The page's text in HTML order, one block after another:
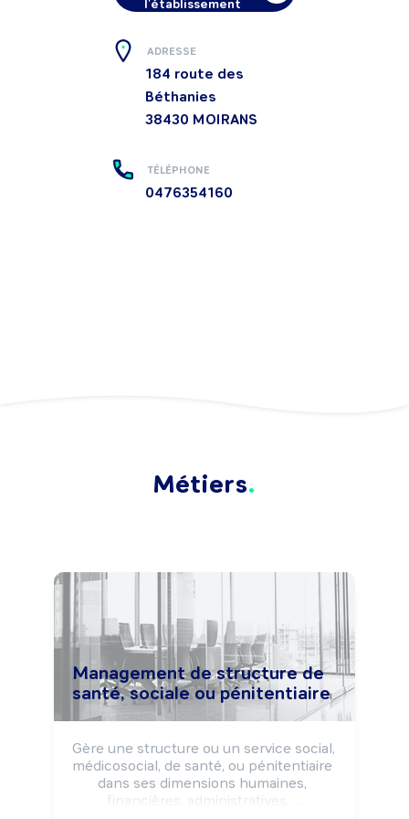
l'établissement
ADRESSE
184 route des
Béthanies
38430 MOIRANS
TÉLÉPHONE
0476354160
Métiers
Management de structure de
santé, sociale ou pénitentiaire
Gère une structure ou un service social,
médicosocial, de santé, ou pénitentiaire
dans ses dimensions humaines,
financières, administratives, ...